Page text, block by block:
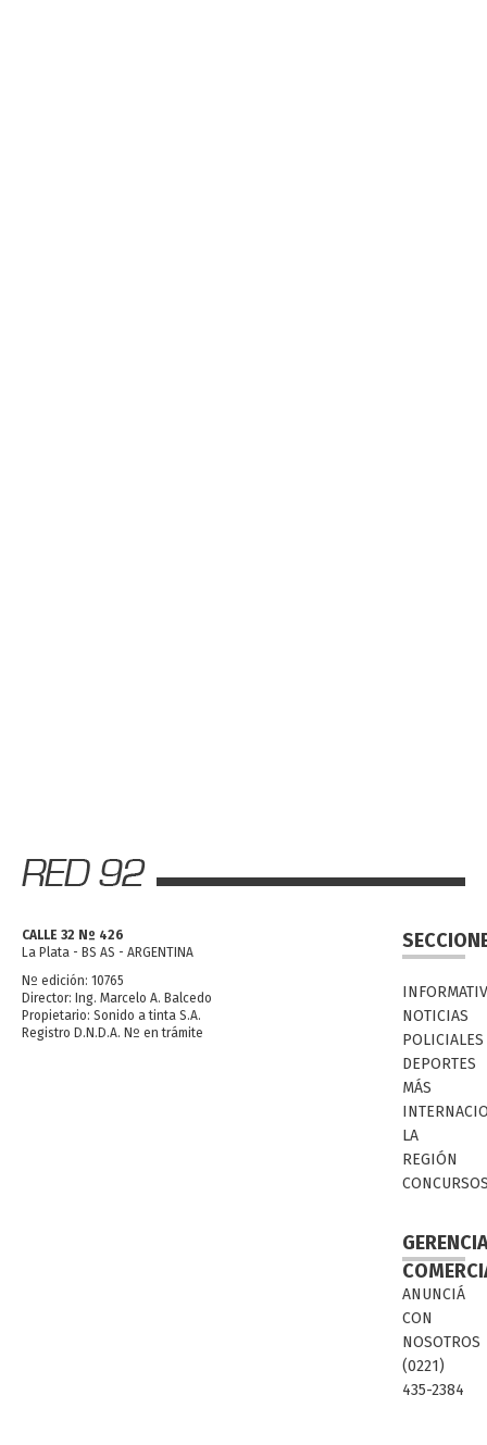
CALLE 32 Nº 426
La Plata - BS AS - ARGENTINA
Nº edición: 10765
Director: Ing. Marcelo A. Balcedo
Propietario: Sonido a tinta S.A.
Registro D.N.D.A. Nº en trámite
NOTICIAS
POLICIALES
DEPORTES
MÁS
LA
REGIÓN
ANUNCIÁ
CON
NOSOTROS
(0221)
435-2384